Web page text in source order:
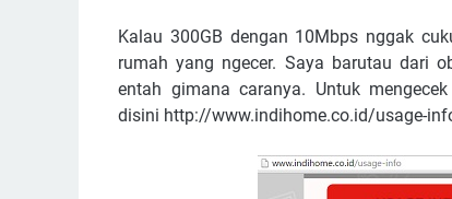
Kalau 300GB dengan 10Mbps nggak
rumah yang ngecer. Saya barutau dari
entah gimana caranya. Untuk
disini http://www.indihome.co.id/usage-